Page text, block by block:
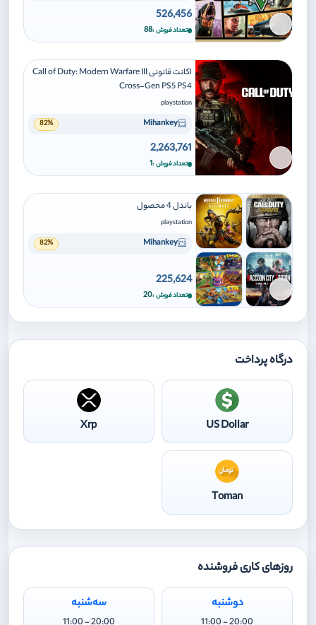
برای افزودن وارد شوید
526,456
تعداد فروش 88
برای افزودن وارد شوید
اکانت قانونی Call of Duty: Modern Warfare III
Cross-Gen PS5 PS4
playstation
Mihankey
82%
2,263,761
تعداد فروش 1
برای افزودن وارد شوید
باندل 4 محصول
playstation
Mihankey
82%
225,624
تعداد فروش 20
درگاه پرداخت
US Dollar
Xrp
Toman
روزهای کاری فروشنده
دوشنبه سه‌شنبه